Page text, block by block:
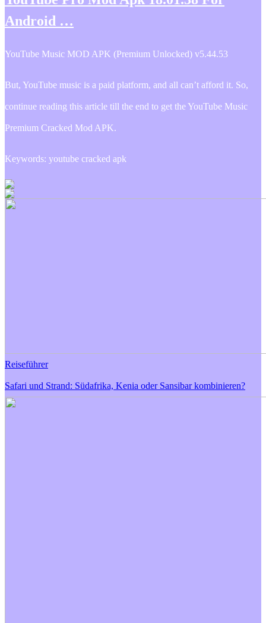
Android …
YouTube Music MOD APK (Premium Unlocked) v5.44.53
But, YouTube music is a paid platform, and all can’t afford it. So,
continue reading this article till the end to get the YouTube Music
Premium Cracked Mod APK.
Keywords: youtube cracked apk
Reiseführer
Safari und Strand: Südafrika, Kenia oder Sansibar kombinieren?